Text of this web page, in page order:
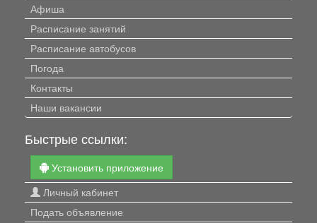
Афиша
Расписание занятий
Расписание автобусов
Погода
Контакты
Наши вакансии
Быстрые ссылки:
Установить приложение
Личный кабинет
Подать объявление